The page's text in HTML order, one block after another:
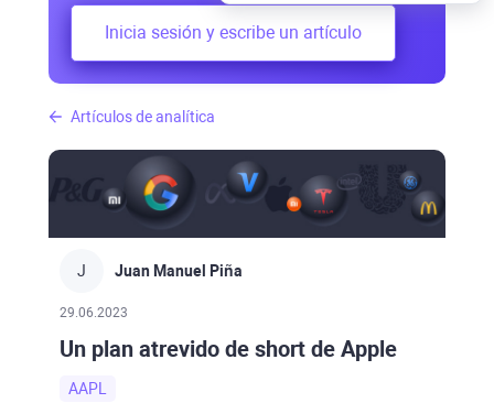
Artículos de analítica
J Juan Manuel Piña
29.06.2023
Un plan atrevido de short de Apple
AAPL
Inicia sesión y escribe un artículo